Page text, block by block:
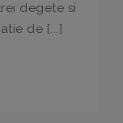
degete si
de [...]